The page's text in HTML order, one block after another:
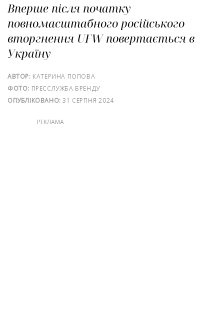
Вперше після початку
повномасштабного російського
вторгнення UFW повертається в
Україну
АВТОР: КАТЕРИНА ПОПОВА
ФОТО: ПРЕССЛУЖБА БРЕНДУ
ОПУБЛІКОВАНО: 31 СЕРПНЯ 2024